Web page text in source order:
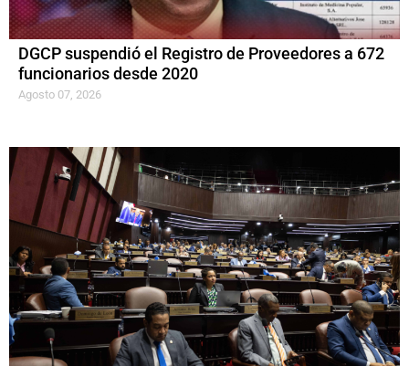
DGCP suspendió el Registro de Proveedores a 672
funcionarios desde 2020
Agosto 07, 2026